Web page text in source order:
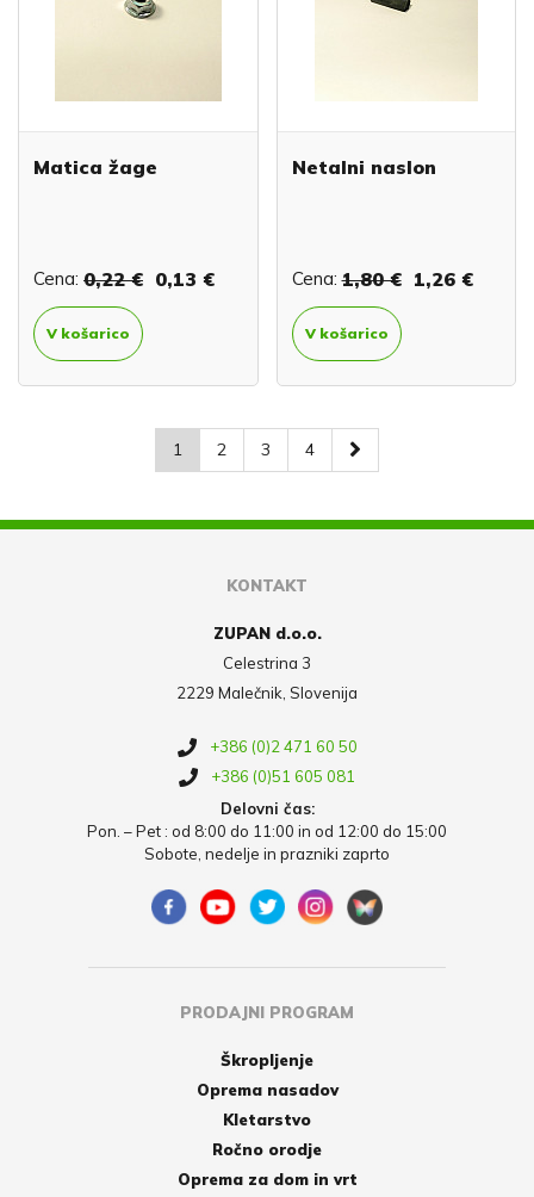
Matica žage
Cena: 0,22 € 0,13 €
V košarico
Netalni naslon
Cena: 1,80 € 1,26 €
V košarico
1 2 3 4
KONTAKT
ZUPAN d.o.o.
Celestrina 3
2229 Malečnik, Slovenija
+386 (0)2 471 60 50
+386 (0)51 605 081
Delovni čas:
Pon. – Pet : od 8:00 do 11:00 in od 12:00 do 15:00
Sobote, nedelje in prazniki zaprto
PRODAJNI PROGRAM
Škropljenje
Oprema nasadov
Kletarstvo
Ročno orodje
Oprema za dom in vrt